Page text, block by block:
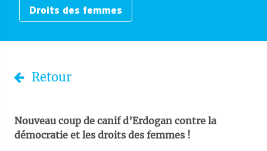
Droits des femmes
Retour
Nouveau coup de canif d’Erdogan contre la
démocratie et les droits des femmes !